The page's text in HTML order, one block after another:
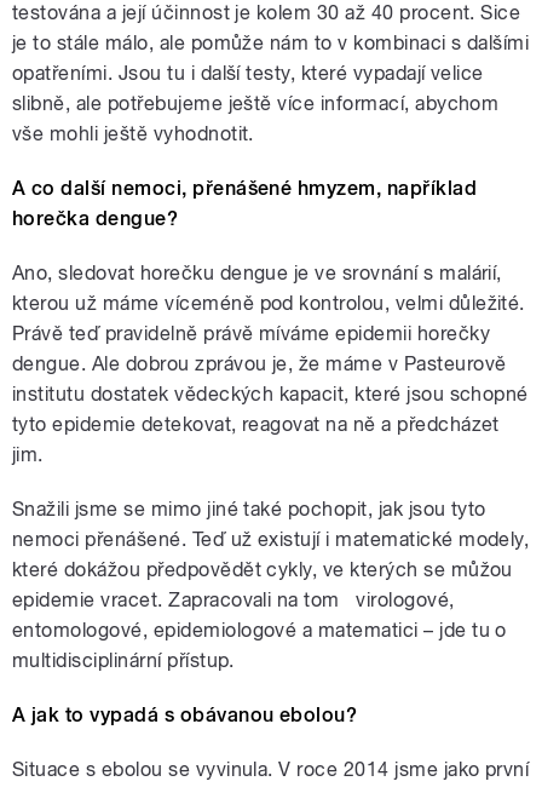
testována a její účinnost je kolem 30 až 40 procent. Sice
je to stále málo, ale pomůže nám to v kombinaci s dalšími
opatřeními. Jsou tu i další testy, které vypadají velice
slibně, ale potřebujeme ještě více informací, abychom
vše mohli ještě vyhodnotit.
A co další nemoci, přenášené hmyzem, například
horečka dengue?
Ano, sledovat horečku dengue je ve srovnání s malárií,
kterou už máme víceméně pod kontrolou, velmi důležité.
Právě teď pravidelně právě míváme epidemii horečky
dengue. Ale dobrou zprávou je, že máme v Pasteurově
institutu dostatek vědeckých kapacit, které jsou schopné
tyto epidemie detekovat, reagovat na ně a předcházet
jim.
Snažili jsme se mimo jiné také pochopit, jak jsou tyto
nemoci přenášené. Teď už existují i matematické modely,
které dokážou předpovědět cykly, ve kterých se můžou
epidemie vracet. Zapracovali na tom virologové,
entomologové, epidemiologové a matematici – jde tu o
multidisciplinární přístup.
A jak to vypadá s obávanou ebolou?
Situace s ebolou se vyvinula. V roce 2014 jsme jako první